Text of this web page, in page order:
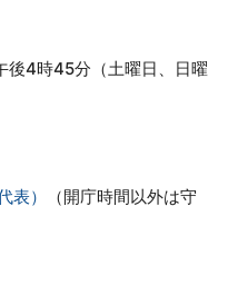
4時45分（土曜日、日曜
表）
（開庁時間以外は守